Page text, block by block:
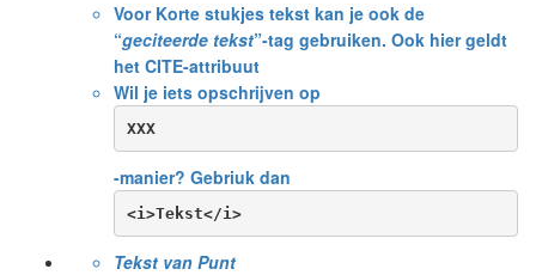
Voor Korte stukjes tekst kan je ook de
geciteerde tekst -tag gebruiken. Ook hier geldt
het CITE-attribuut
Wil je iets opschrijven op
XXX
-manier? Gebriuk dan
<i>Tekst</i>
Tekst van Punt